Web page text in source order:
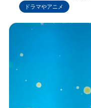
ドラマやアニメ